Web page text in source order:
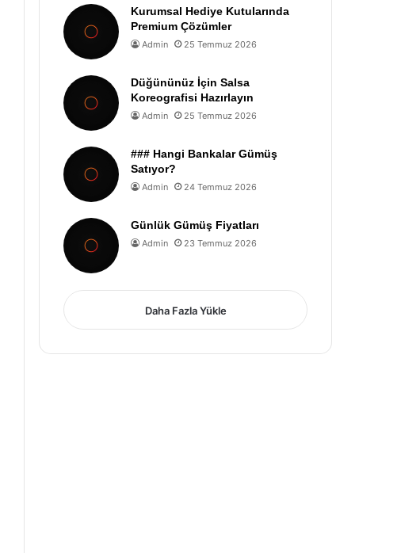
Kurumsal Hediye Kutularında
Premium Çözümler
Admin 25 Temmuz 2026
Düğününüz İçin Salsa
Koreografisi Hazırlayın
Admin 25 Temmuz 2026
### Hangi Bankalar Gümüş
Satıyor?
Admin 24 Temmuz 2026
Günlük Gümüş Fiyatları
Admin 23 Temmuz 2026
Daha Fazla Yükle